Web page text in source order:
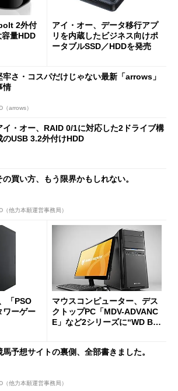
2外付
量HDD
アイ・オー、データ移行アプ
リを内蔵したビジネス向けポ
ータブルSSD／HDDを発売
牢さ・コスパだけじゃない最新「arrows」
情
（arrows）
イ・オー、RAID 0/1に対応した2ドライブ構
のUSB 3.2外付けHDD
の買い方、もう限界かもしれない。
（他力本願運営事務局）
「PSO
ワーゲー
マウスコンピューター、デス
クトップPC「MDV-ADVANC
E」など2シリーズに“WD Bla
馬予想サイトの裏側、全部書きました。
（他力本願運営事務局）